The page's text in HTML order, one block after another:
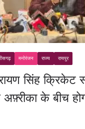
मनोरंजन राज्य रायपुर
सिंह क्रिकेट
के बीच